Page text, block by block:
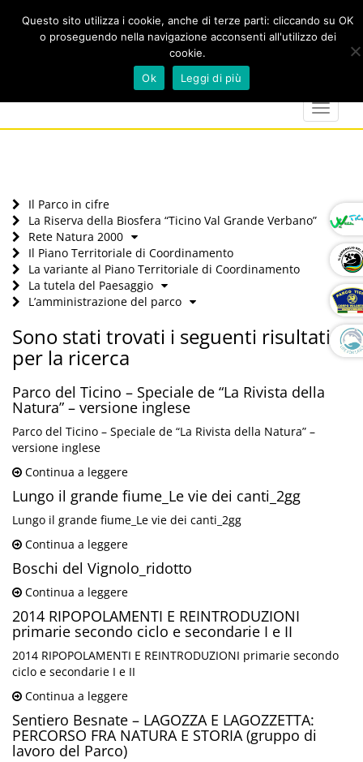
marker
calendar
Toggle
Il Parco in cifre
La Riserva della Biosfera “Ticino Val Grande Verbano”
Rete Natura 2000
Il Piano Territoriale di Coordinamento
La variante al Piano Territoriale di Coordinamento
La tutela del Paesaggio
L’amministrazione del parco
Sono stati trovati i seguenti risultati
per la ricerca
Parco del Ticino – Speciale de “La Rivista della
Natura” – versione inglese
Parco del Ticino – Speciale de “La Rivista della Natura” –
versione inglese
Continua a leggere
Lungo il grande fiume_Le vie dei canti_2gg
Lungo il grande fiume_Le vie dei canti_2gg
Continua a leggere
Boschi del Vignolo_ridotto
Continua a leggere
2014 RIPOPOLAMENTI E REINTRODUZIONI
primarie secondo ciclo e secondarie I e II
2014 RIPOPOLAMENTI E REINTRODUZIONI primarie secondo
ciclo e secondarie I e II
Continua a leggere
Sentiero Besnate – LAGOZZA E LAGOZZETTA:
PERCORSO FRA NATURA E STORIA (gruppo di
lavoro del Parco)
Questo sito utilizza i cookie, anche di terze parti: cliccando su OK
o proseguendo nella navigazione acconsenti all'utilizzo dei
cookie.
Ok
Leggi di più